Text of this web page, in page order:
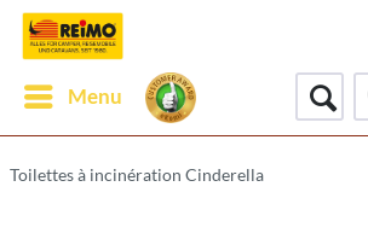
Menu
Toilettes à incinération Cinderella